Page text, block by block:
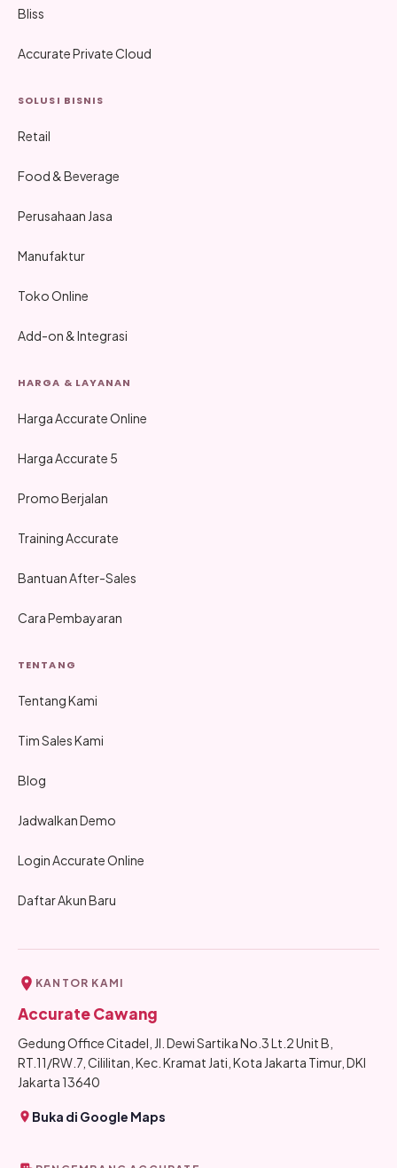
Bliss
Accurate Private Cloud
SOLUSI BISNIS
Retail
Food & Beverage
Perusahaan Jasa
Manufaktur
Toko Online
Add-on & Integrasi
HARGA & LAYANAN
Harga Accurate Online
Harga Accurate 5
Promo Berjalan
Training Accurate
Bantuan After-Sales
Cara Pembayaran
TENTANG
Tentang Kami
Tim Sales Kami
Blog
Jadwalkan Demo
Login Accurate Online
Daftar Akun Baru
KANTOR KAMI
Accurate Cawang
Gedung Office Citadel, Jl. Dewi Sartika No.3 Lt.2 Unit B,
RT.11/RW.7, Cililitan, Kec. Kramat Jati, Kota Jakarta Timur, DKI
Jakarta 13640
Buka di Google Maps